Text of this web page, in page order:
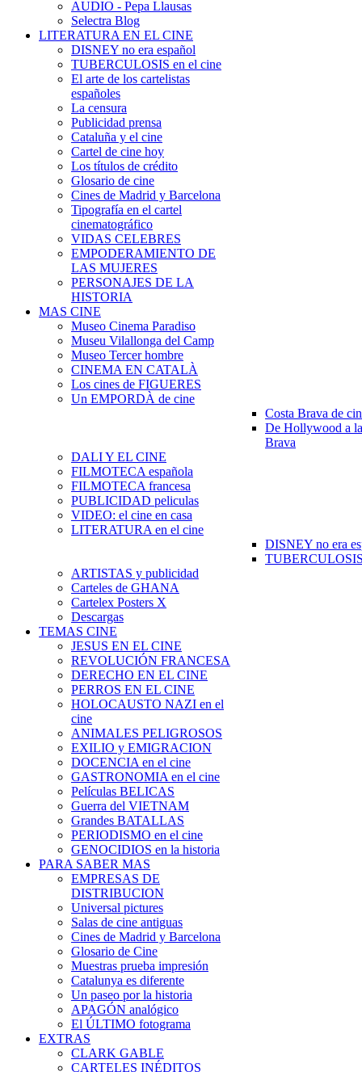
AUDIO - Pepa Llausas
Selectra Blog
LITERATURA EN EL CINE
DISNEY no era español
TUBERCULOSIS en el cine
El arte de los cartelistas
españoles
La censura
Publicidad prensa
Cataluña y el cine
Cartel de cine hoy
Los títulos de crédito
Glosario de cine
Cines de Madrid y Barcelona
Tipografía en el cartel
cinematográfico
VIDAS CELEBRES
EMPODERAMIENTO DE
LAS MUJERES
PERSONAJES DE LA
HISTORIA
MAS CINE
Museo Cinema Paradiso
Museu Vilallonga del Camp
Museo Tercer hombre
CINEMA EN CATALÀ
Los cines de FIGUERES
Un EMPORDÀ de cine
Costa Brava de
De Hollywood a
Brava
DALI Y EL CINE
FILMOTECA española
FILMOTECA francesa
PUBLICIDAD peliculas
VIDEO: el cine en casa
LITERATURA en el cine
DISNEY no era
ARTISTAS y publicidad
Carteles de GHANA
Cartelex Posters X
Descargas
TEMAS CINE
JESUS EN EL CINE
REVOLUCIÓN FRANCESA
DERECHO EN EL CINE
PERROS EN EL CINE
HOLOCAUSTO NAZI en el
cine
ANIMALES PELIGROSOS
EXILIO y EMIGRACION
DOCENCIA en el cine
GASTRONOMIA en el cine
Películas BELICAS
Guerra del VIETNAM
Grandes BATALLAS
PERIODISMO en el cine
GENOCIDIOS en la historia
PARA SABER MAS
EMPRESAS DE
DISTRIBUCION
Universal pictures
Salas de cine antiguas
Cines de Madrid y Barcelona
Glosario de Cine
Muestras prueba impresión
Catalunya es diferente
Un paseo por la historia
APAGÓN analógico
El ÚLTIMO fotograma
EXTRAS
CLARK GABLE
CARTELES INÉDITOS